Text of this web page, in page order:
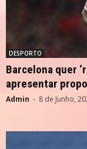
DESPORTO
Barcelona quer
apresentar
Admin - 8 de Junho,